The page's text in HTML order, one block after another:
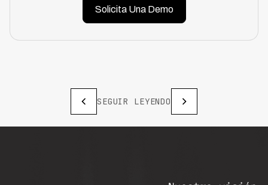
Solicita Una Demo
SEGUIR LEYENDO